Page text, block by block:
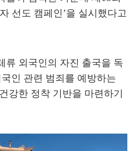
선도 캠페인’을 실시했다고
류 외국인의 자진 출국을 독
인 관련 범죄를 예방하는
강한 정착 기반을 마련하기